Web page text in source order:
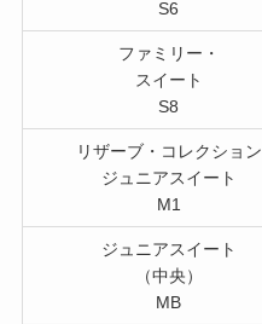
S6
ファミリー・
スイート
S8
リザーブ・コレクション
ジュニアスイート
M1
ジュニアスイート
（中央）
MB